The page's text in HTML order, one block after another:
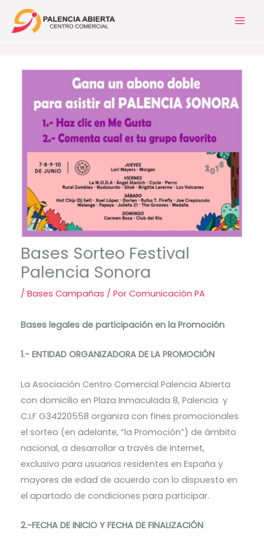
Bases Sorteo Festival
Palencia Sonora
/ Bases Campañas / Por Comunicación PA
Bases legales de participación en la Promoción
1.- ENTIDAD ORGANIZADORA DE LA PROMOCIÓN
La Asociación Centro Comercial Palencia Abierta
con domicilio en Plaza Inmaculada 8, Palencia y
C.I.F G34220558 organiza con fines promocionales
el sorteo (en adelante, “la Promoción”) de ámbito
nacional, a desarrollar a través de Internet,
exclusivo para usuarios residentes en España y
mayores de edad de acuerdo con lo dispuesto en
el apartado de condiciones para participar.
2.-FECHA DE INICIO Y FECHA DE FINALIZACIÓN